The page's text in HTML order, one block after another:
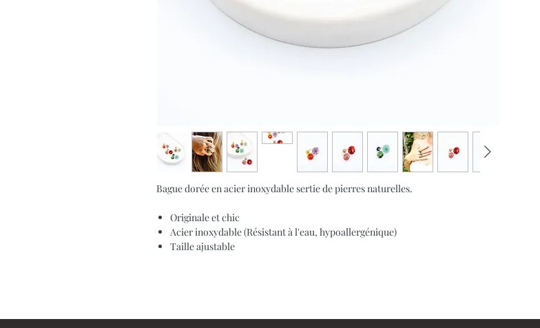
Bague dorée en acier inoxydable sertie de pierres naturelles.
Originale et chic
Acier inoxydable (Résistant à l'eau, hypoallergénique)
Taille ajustable